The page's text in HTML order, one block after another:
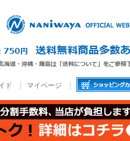
ド マイページ